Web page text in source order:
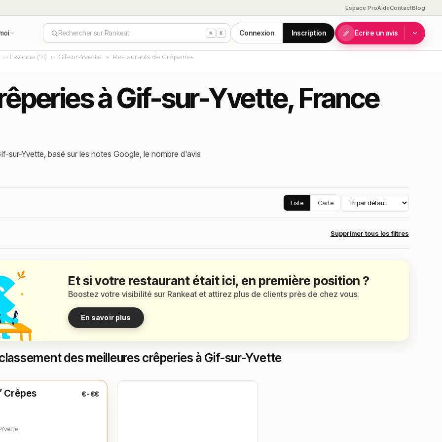
Espace ProAideContactBlog
Rechercher sur Rankeat… ⌘ K Connexion Inscription Écrire un avis
Essonne (91) Gif-sur-Yvette Restaurants de Crêperies
à Gif-sur-Yvette, France
sur-Yvette, basé sur les notes Google, le nombre d'avis
Liste Carte
Supprimer tous les filtres
Et si votre restaurant était ici, en première position ?
Boostez votre visibilité sur Rankeat et attirez plus de clients près de chez vous.
En savoir plus
des meilleures crêperies à Gif-sur-Yvette
Crêpes €-€€